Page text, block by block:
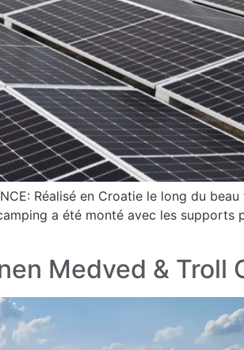
Réalisé en Croatie le long du
a été monté avec les supports
Medved & Troll